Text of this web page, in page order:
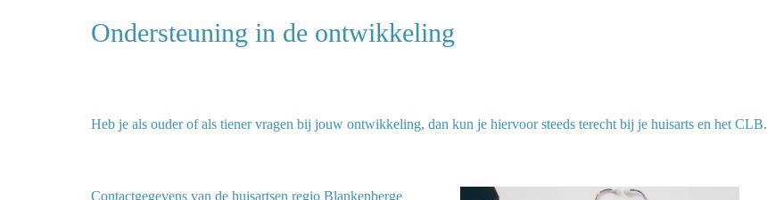
Ondersteuning in de ontwikkeling
Heb je als ouder of als tiener vragen bij jouw ontwikkeling, dan kun je hiervoor steeds terecht bij je huisarts en het CLB.
Contactgegevens van de huisartsen regio Blankenberge